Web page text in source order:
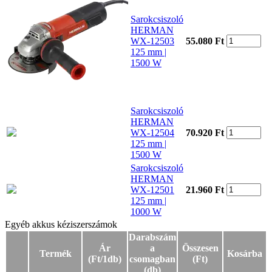
Sarokcsiszoló
HERMAN
WX-12503
125 mm |
1500 W
55.080 Ft
Sarokcsiszoló
HERMAN
WX-12504
125 mm |
1500 W
70.920 Ft
Sarokcsiszoló
HERMAN
WX-12501
125 mm |
1000 W
21.960 Ft
Egyéb akkus kéziszerszámok
Egyéb akkus kéziszerszámok
Termék
Ár
(Ft/1db)
Darabszám
a
csomagban
(db)
Összesen
(Ft)
Kosárba